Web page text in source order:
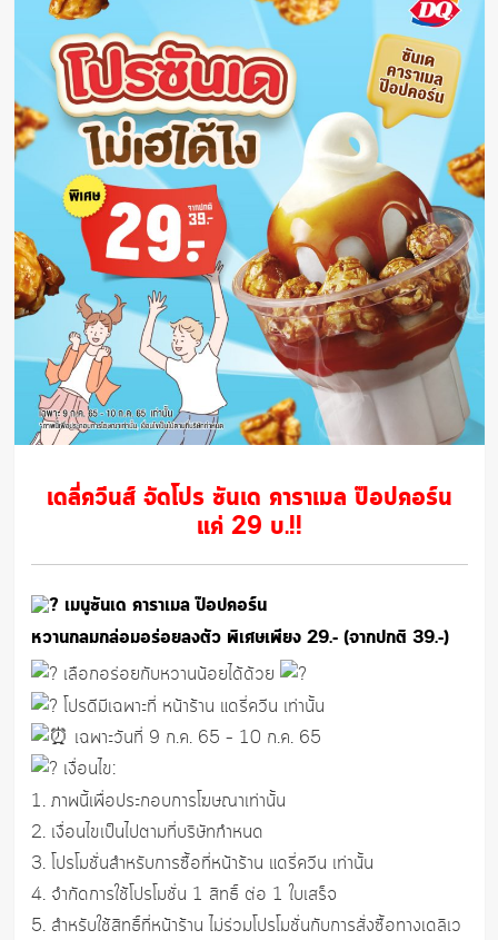
เดลี่ควีนส์ จัดโปร ซันเด คาราเมล ป๊อปคอร์น
แค่ 29 บ.!!
เมนูซันเด คาราเมล ป๊อปคอร์น
หวานกลมกล่อมอร่อยลงตัว พิเศษเพียง 29.- (จากปกติ 39.-)
เลือกอร่อยกับหวานน้อยได้ด้วย
โปรดีมีเฉพาะที่ หน้าร้าน แดรี่ควีน เท่านั้น
เฉพาะวันที่ 9 ก.ค. 65 – 10 ก.ค. 65
เงื่อนไข:
1. ภาพนี้เพื่อประกอบการโฆษณาเท่านั้น
2. เงื่อนไขเป็นไปตามที่บริษัทกำหนด
3. โปรโมชั่นสำหรับการซื้อที่หน้าร้าน แดรี่ควีน เท่านั้น
4. จำกัดการใช้โปรโมชั่น 1 สิทธิ์ ต่อ 1 ใบเสร็จ
5. สำหรับใช้สิทธิ์ที่หน้าร้าน ไม่ร่วมโปรโมชั่นกับการสั่งซื้อทางเดลิเว